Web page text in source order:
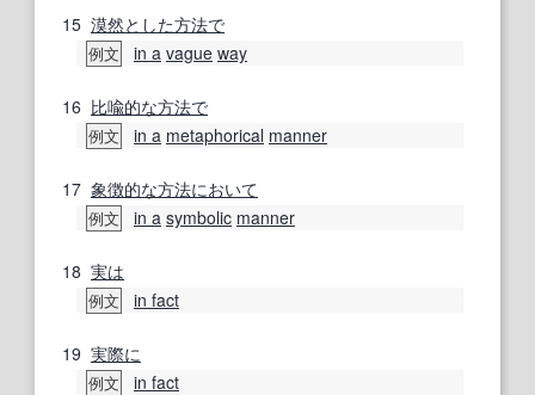
15 漠然とした方法で
例文 in a vague way
16 比喩的な方法で
例文 in a metaphorical manner
17 象徴的な方法において
例文 in a symbolic manner
18 実は
例文 in fact
19 実際に
例文 in fact